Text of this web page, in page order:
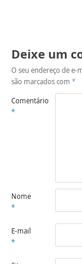
Deixe um
O seu endereço de e-
são marcados com *
Comentário
*
Nome
*
E-mail
*